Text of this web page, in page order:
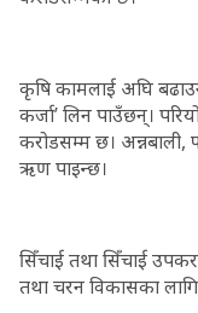
कृषि कामलाई अघि
कर्जा’ लिन पाउँछन्।
करोडसम्म छ।
ऋण पाइन्छ।
सिँचाई तथा सिँचाई
तथा चरन विकासका